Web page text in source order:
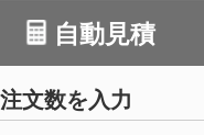
自動見積
注文数を入力